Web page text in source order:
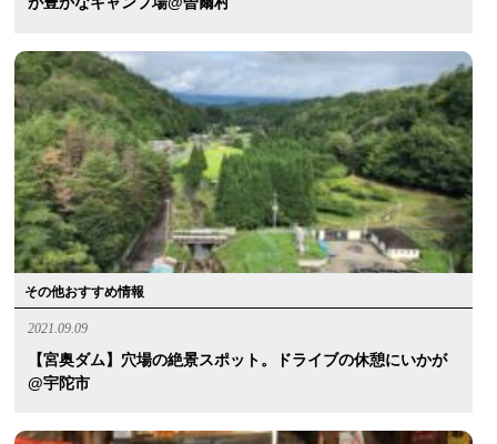
その他おすすめ情報
2021.09.09
【宮奥ダム】穴場の絶景スポット。ドライブの休憩にいかが
@宇陀市